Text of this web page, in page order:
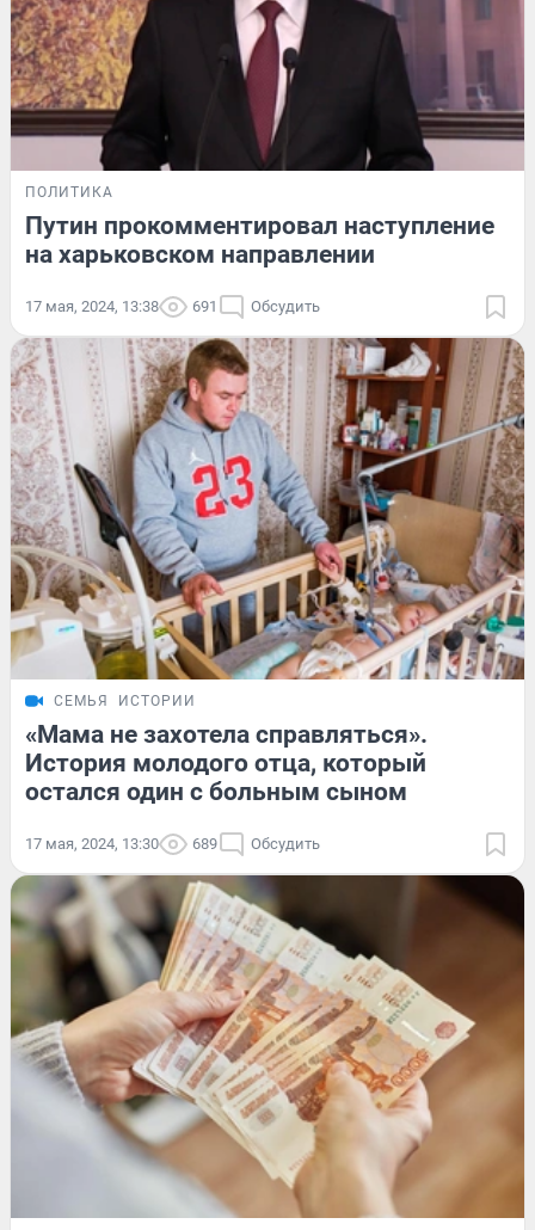
ПОЛИТИКА
Путин прокомментировал наступление
на харьковском направлении
17 мая, 2024, 13:38 691 Обсудить
СЕМЬЯ ИСТОРИИ
«Мама не захотела справляться».
История молодого отца, который
остался один с больным сыном
17 мая, 2024, 13:30 689 Обсудить